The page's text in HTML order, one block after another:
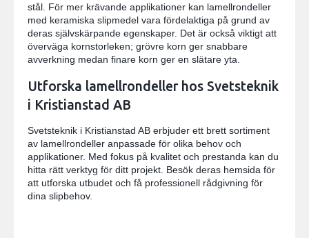
stål. För mer krävande applikationer kan lamellrondeller
med keramiska slipmedel vara fördelaktiga på grund av
deras självskärpande egenskaper. Det är också viktigt att
överväga kornstorleken; grövre korn ger snabbare
avverkning medan finare korn ger en slätare yta.
Utforska lamellrondeller hos Svetsteknik
i Kristianstad AB
Svetsteknik i Kristianstad AB erbjuder ett brett sortiment
av lamellrondeller anpassade för olika behov och
applikationer. Med fokus på kvalitet och prestanda kan du
hitta rätt verktyg för ditt projekt. Besök deras hemsida för
att utforska utbudet och få professionell rådgivning för
dina slipbehov.